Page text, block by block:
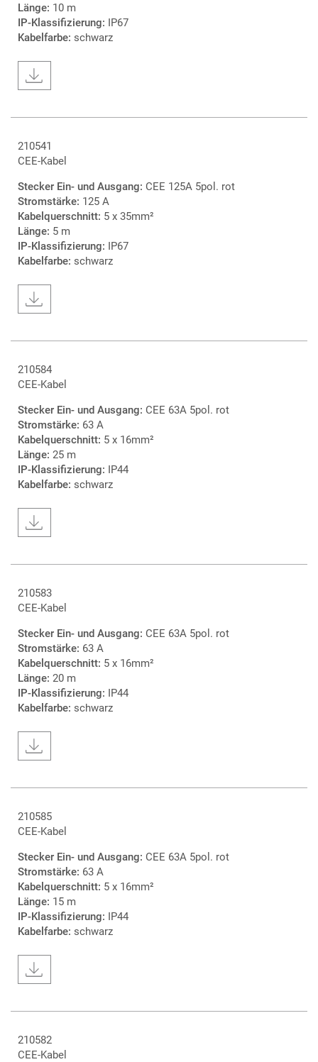
Länge: 10 m
IP-Klassifizierung: IP67
Kabelfarbe: schwarz
210541
CEE-Kabel
Stecker Ein- und Ausgang: CEE 125A 5pol. rot
Stromstärke: 125 A
Kabelquerschnitt: 5 x 35mm²
Länge: 5 m
IP-Klassifizierung: IP67
Kabelfarbe: schwarz
210584
CEE-Kabel
Stecker Ein- und Ausgang: CEE 63A 5pol. rot
Stromstärke: 63 A
Kabelquerschnitt: 5 x 16mm²
Länge: 25 m
IP-Klassifizierung: IP44
Kabelfarbe: schwarz
210583
CEE-Kabel
Stecker Ein- und Ausgang: CEE 63A 5pol. rot
Stromstärke: 63 A
Kabelquerschnitt: 5 x 16mm²
Länge: 20 m
IP-Klassifizierung: IP44
Kabelfarbe: schwarz
210585
CEE-Kabel
Stecker Ein- und Ausgang: CEE 63A 5pol. rot
Stromstärke: 63 A
Kabelquerschnitt: 5 x 16mm²
Länge: 15 m
IP-Klassifizierung: IP44
Kabelfarbe: schwarz
210582
CEE-Kabel